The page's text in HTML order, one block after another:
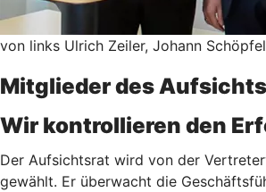
von links Ulrich Zeiler, Johann
Mitglieder des
Wir kontrollieren den
Der Aufsichtsrat wird von der
gewählt. Er überwacht die